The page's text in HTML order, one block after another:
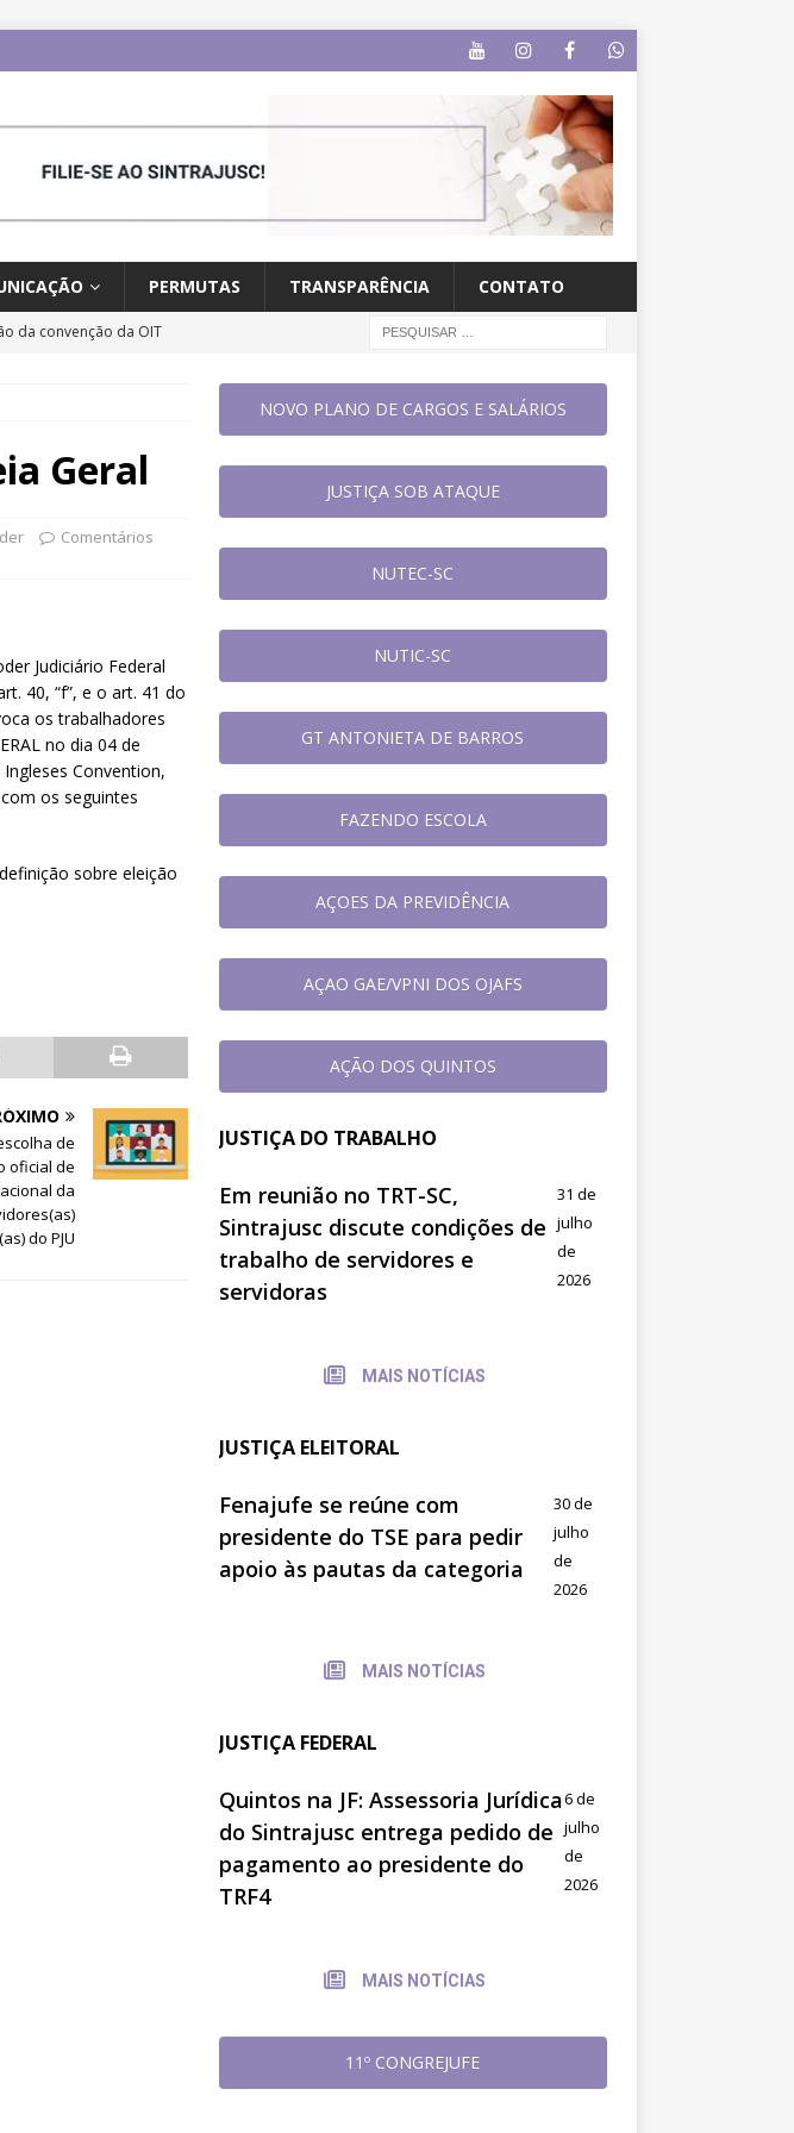
PERMUTAS TRANSPARÊNCIA CONTATO
da convenção da OIT
para 2027 com
do Veto 45/2025
Aposentados e
de Carreira do
do Sintrajusc
Geral
Comentários
Judiciário Federal
40, “f”, e o art. 41 do
os trabalhadores
no dia 04 de
Convention,
os seguintes
sobre eleição
de
oficial de
da
do PJU
NOVO PLANO DE CARGOS E SALÁRIOS
JUSTIÇA SOB ATAQUE
NUTEC-SC
NUTIC-SC
GT ANTONIETA DE BARROS
FAZENDO ESCOLA
AÇOES DA PREVIDÊNCIA
AÇAO GAE/VPNI DOS OJAFS
AÇÃO DOS QUINTOS
JUSTIÇA DO TRABALHO
Em reunião no TRT-SC,
Sintrajusc discute condições de
trabalho de servidores e
servidoras
31 de
julho
de
2026
MAIS NOTÍCIAS
JUSTIÇA ELEITORAL
Fenajufe se reúne com
presidente do TSE para pedir
apoio às pautas da categoria
30 de
julho
de
2026
MAIS NOTÍCIAS
JUSTIÇA FEDERAL
Quintos na JF: Assessoria Jurídica
do Sintrajusc entrega pedido de
pagamento ao presidente do
TRF4
6 de
julho
de
2026
MAIS NOTÍCIAS
11º CONGREJUFE